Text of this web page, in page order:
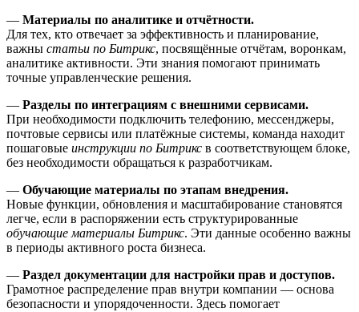
— Материалы по аналитике и отчётности.
Для тех, кто отвечает за эффективность и планирование,
важны статьи по Битрикс, посвящённые отчётам, воронкам,
аналитике активности. Эти знания помогают принимать
точные управленческие решения.
— Разделы по интеграциям с внешними сервисами.
При необходимости подключить телефонию, мессенджеры,
почтовые сервисы или платёжные системы, команда находит
пошаговые инструкции по Битрикс в соответствующем блоке,
без необходимости обращаться к разработчикам.
— Обучающие материалы по этапам внедрения.
Новые функции, обновления и масштабирование становятся
легче, если в распоряжении есть структурированные
обучающие материалы Битрикс. Эти данные особенно важны
в периоды активного роста бизнеса.
— Раздел документации для настройки прав и доступов.
Грамотное распределение прав внутри компании — основа
безопасности и упорядоченности. Здесь помогает